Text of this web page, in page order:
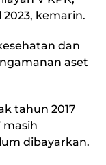
2023, kemarin.
dan
aset
tahun 2017
masih
dibayarkan.